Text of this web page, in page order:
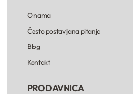
O nama
Često postavljana pitanja
Blog
Kontakt
PRODAVNICA